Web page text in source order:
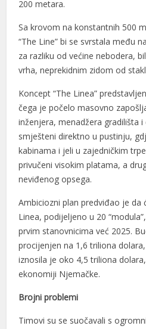
200 metara.
Sa krovom na konstantnih 500
“The Line” bi se svrstala među
za razliku od većine nebodera,
vrha, neprekidnim zidom od
Koncept “The Linea”
čega je počelo masovno
inženjera, menadžera gradilišta
smješteni direktno u pustinju,
kabinama i jeli u zajedničkim
privučeni visokim platama, a
neviđenog opsega.
Ambiciozni plan predviđao je da
Linea, podijeljeno u 20
prvim stanovnicima već 2025.
procijenjen na 1,6 triliona
iznosila je oko 4,5 triliona
ekonomiji Njemačke.
Brojni problemi
Timovi su se suočavali s